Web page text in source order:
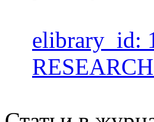
elibrary_id: